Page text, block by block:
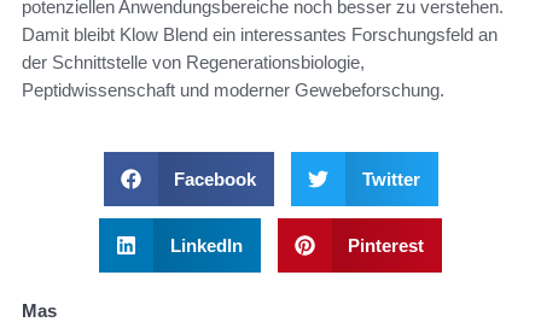
potenziellen Anwendungsbereiche noch besser zu verstehen.
Damit bleibt Klow Blend ein interessantes Forschungsfeld an
der Schnittstelle von Regenerationsbiologie,
Peptidwissenschaft und moderner Gewebeforschung.
Facebook Twitter
LinkedIn Pinterest
Mas